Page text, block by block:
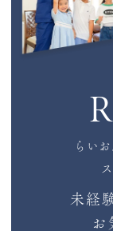
らい
未経
お